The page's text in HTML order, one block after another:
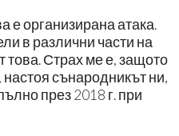
е организирана атака.
в различни части на
това. Страх ме е, защото
сънародникът ни,
през 2018 г. при